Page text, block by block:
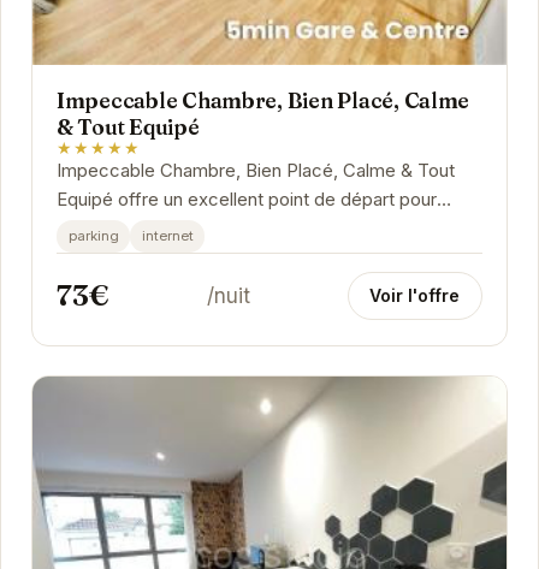
Impeccable Chambre, Bien Placé, Calme
& Tout Equipé
★★★★★
Impeccable Chambre, Bien Placé, Calme & Tout
Equipé offre un excellent point de départ pour
explorer Grenoble. Son emplacement stratégique
permet...
parking internet
73€ /nuit Voir l'offre